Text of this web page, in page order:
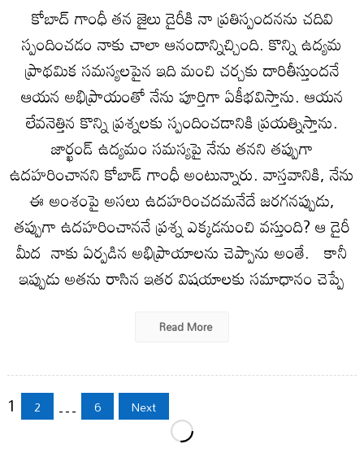
కోబాద్ గాంధీ తన జైలు డైరీకి నా ప్రతిస్పందనను చదివి
స్పందించడం నాకు చాలా ఆనందాన్నిచ్చింది. కొన్ని ఉద్యమ
ప్రాథమిక సమస్యలపైన ఇది మంచి చర్చకు దారితీస్తుందనే
ఆయన అభిప్రాయంతో నేను పూర్తిగా ఏకీభవిస్తాను. ఆయన
లేవనెత్తిన కొన్ని ప్రశ్నలకు స్పందించడానికి ప్రయత్నిస్తాను.
జార్ఖండ్ ఉద్యమం సమస్యపై నేను తనని తప్పుగా
ఉదహరించానని కోబాడ్ గాంధీ అంటున్నారు. వాస్తవానికి, నేను
ఈ అంశంపై అసలు ఉదహరించదమనేదే జరగనప్పుడు,
తప్పుగా ఉదహరించాననే ప్రశ్న ఎక్కడనుంచి వస్తుంది? ఆ డైరీ
మీద నాకు ఏర్పడిన అభిప్రాయాలను చెప్పాను అంతే. కానీ
ఇప్పుడు అతను రాసిన ఇతర విషయాలకు సమాధానం చెప్పే
Read More
Posts
pagination
1 2 … 6 Next